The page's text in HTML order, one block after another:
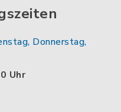
Donnerstag,
Uhr